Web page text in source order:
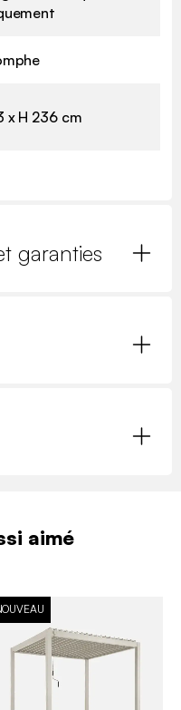
x H 236 cm
garanties
aimé